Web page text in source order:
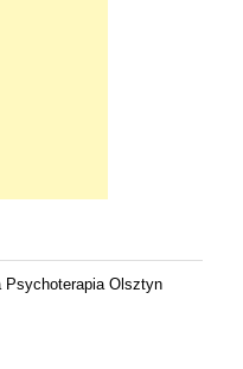
Psychoterapia Olsztyn